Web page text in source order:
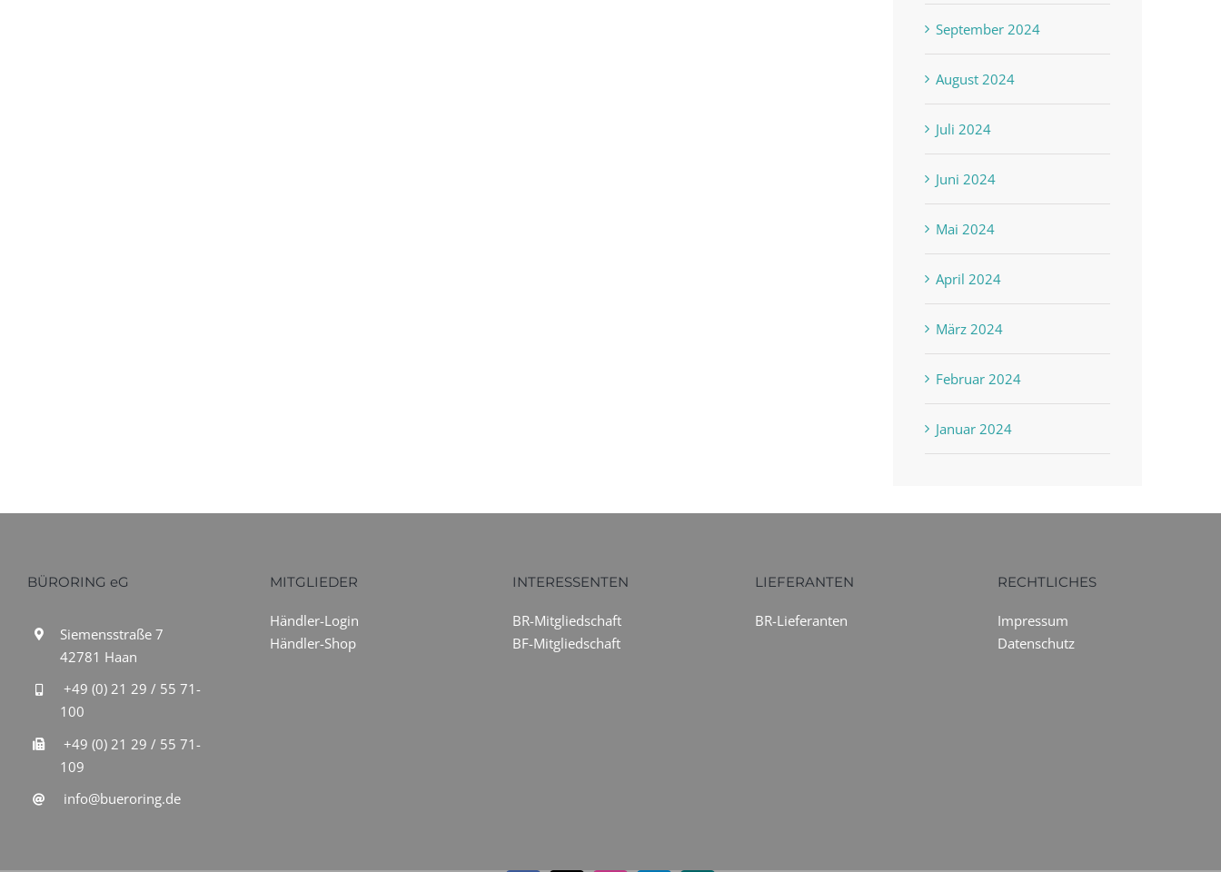
September 2024
August 2024
Juli 2024
Juni 2024
Mai 2024
April 2024
März 2024
Februar 2024
Januar 2024
BÜRORING eG
Siemensstraße 7
42781 Haan
+49 (0) 21 29 / 55 71-
100
+49 (0) 21 29 / 55 71-
109
info@bueroring.de
MITGLIEDER
Händler-Login
Händler-Shop
INTERESSENTEN
BR-Mitgliedschaft
BF-Mitgliedschaft
LIEFERANTEN
BR-Lieferanten
RECHTLICHES
Impressum
Datenschutz